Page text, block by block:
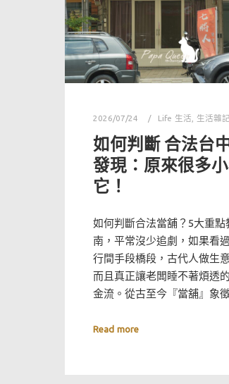
2026/07/24 Life 生活 生活雜記
如何判斷 合法台
發現：原來很多
它！
如何判斷合法當舖？5大重
南，平常沒少追劇，如果看
行間手段橋段，古代人做生
而且真正讓老闆睡不著煩透
金流。從古至今『當舖』象
Read more